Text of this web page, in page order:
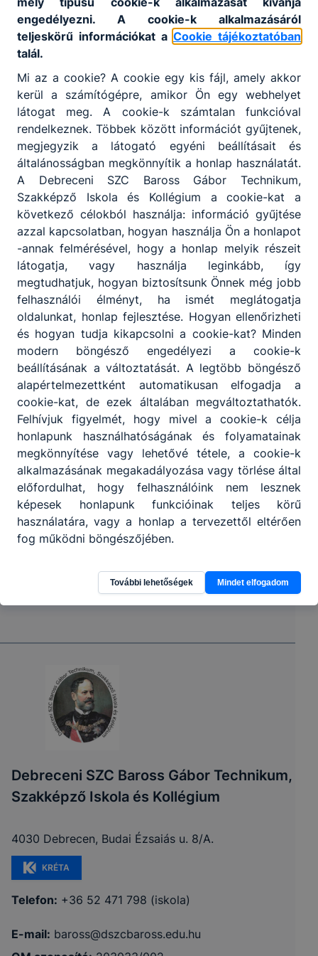
szabadságharc bukása után Váradon bujkált, de
elfogták, halálos ítéletet hoztak ellene.
A koszorúzás után a város a szecessziós és barokk
GALÉRIA
Partiumi kirándulás 2026
Partnereink
Debreceni SZC Baross Gábor Technikum,
Szakképző Iskola és Kollégium
4030 Debrecen, Budai Ézsaiás u. 8/A.
KRÉTA
Telefon: +36 52 471 798 (iskola)
E-mail: baross@dszcbaross.edu.hu
engedélyezni. A cookie-k alkalmazásáról
teljeskörű információkat a Cookie tájékoztatóban
talál.
Mi az a cookie? A cookie egy kis fájl, amely akkor
kerül a számítógépre, amikor Ön egy webhelyet
látogat meg. A cookie-k számtalan funkcióval
rendelkeznek. Többek között információt gyűjtenek,
megjegyzik a látogató egyéni beállításait és
általánosságban megkönnyítik a honlap használatát.
A Debreceni SZC Baross Gábor Technikum,
Szakképző Iskola és Kollégium a cookie-kat a
következő célokból használja: információ gyűjtése
azzal kapcsolatban, hogyan használja Ön a honlapot
-annak felmérésével, hogy a honlap melyik részeit
látogatja, vagy használja leginkább, így
megtudhatjuk, hogyan biztosítsunk Önnek még jobb
felhasználói élményt, ha ismét meglátogatja
oldalunkat, honlap fejlesztése. Hogyan ellenőrizheti
és hogyan tudja kikapcsolni a cookie-kat? Minden
modern böngésző engedélyezi a cookie-k
beállításának a változtatását. A legtöbb böngésző
alapértelmezettként automatikusan elfogadja a
cookie-kat, de ezek általában megváltoztathatók.
Felhívjuk figyelmét, hogy mivel a cookie-k célja
honlapunk használhatóságának és folyamatainak
megkönnyítése vagy lehetővé tétele, a cookie-k
alkalmazásának megakadályozása vagy törlése által
előfordulhat, hogy felhasználóink nem lesznek
képesek honlapunk funkcióinak teljes körű
használatára, vagy a honlap a tervezettől eltérően
fog működni böngészőjében.
További lehetőségek Mindet elfogadom